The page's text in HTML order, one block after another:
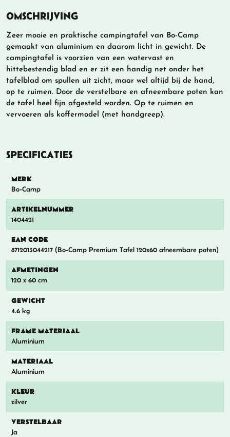
OMSCHRIJVING
Zeer mooie en praktische campingtafel van Bo-Camp
gemaakt van aluminium en daarom licht in gewicht. De
campingtafel is voorzien van een watervast en
hittebestendig blad en er zit een handig net onder het
tafelblad om spullen uit zicht, maar wel altijd bij de hand,
op te ruimen. Door de verstelbare en afneembare poten kan
de tafel heel fijn afgesteld worden. Op te ruimen en
vervoeren als koffermodel (met handgreep).
SPECIFICATIES
MERK
Bo-Camp
ARTIKELNUMMER
1404421
EAN CODE
8712013044217 (Bo-Camp Premium Tafel 120x60 afneembare poten)
AFMETINGEN
120 x 60 cm
GEWICHT
4.6 kg
FRAME MATERIAAL
Aluminium
MATERIAAL
Aluminium
KLEUR
zilver
VERSTELBAAR
Ja